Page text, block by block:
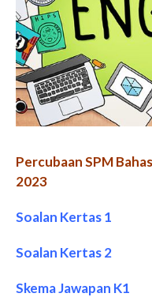
Percubaan SPM
2023
Soalan Kertas 1
Soalan Kertas 2
Skema Jawapan K1